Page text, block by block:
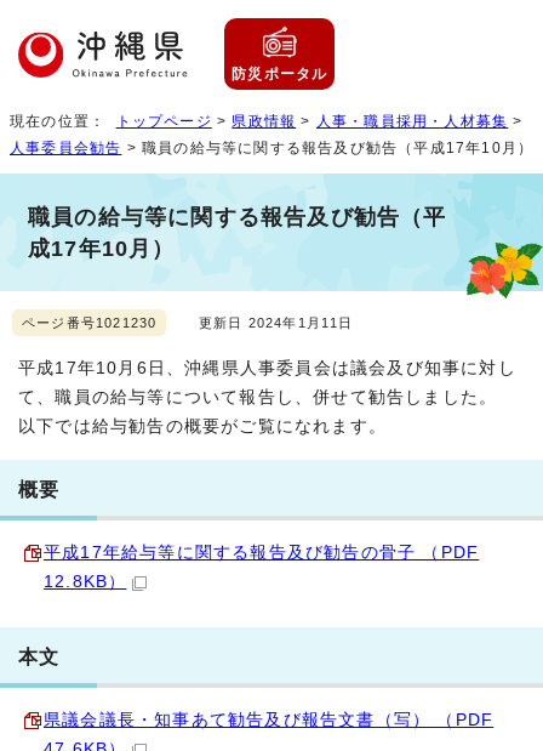
防災ポータル
現在の位置： トップページ > 県政情報 > 人事・職員採用・人材募集 >
人事委員会勧告 > 職員の給与等に関する報告及び勧告（平成17年10月）
職員の給与等に関する報告及び勧告（平
成17年10月）
ページ番号1021230 更新日 2024年1月11日
平成17年10月6日、沖縄県人事委員会は議会及び知事に対し
て、職員の給与等について報告し、併せて勧告しました。
以下では給与勧告の概要がご覧になれます。
概要
平成17年給与等に関する報告及び勧告の骨子 （PDF
12.8KB）
本文
県議会議長・知事あて勧告及び報告文書（写） （PDF